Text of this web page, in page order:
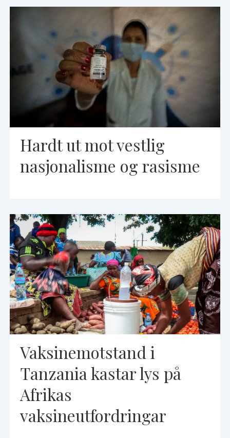
Hardt ut mot vestlig
nasjonalisme og rasisme
Vaksinemotstand i
Tanzania kastar lys på
Afrikas
vaksineutfordringar